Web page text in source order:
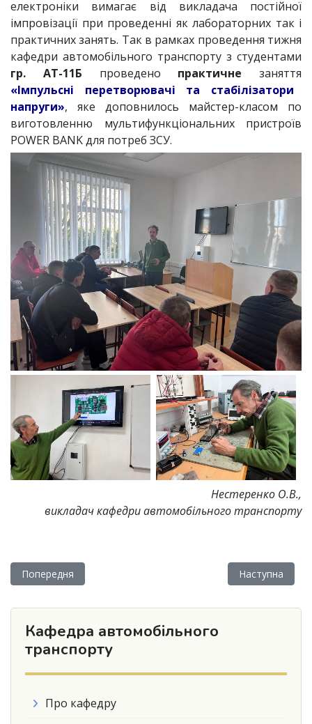
електроніки вимагає від викладача постійної
імпровізації при проведенні як лабораторних так і
практичних занять. Так в рамках проведення тижня
кафедри автомобільного транспорту з студентами
гр. АТ-11Б проведено практичне заняття
«Імпульсні перетворювачі та стабілізатори
напруги», яке доповнилось майстер-класом по
виготовленню мультифункціональних пристроїв
POWER BANK для потреб ЗСУ.
Нестеренко О.В.,
викладач кафедри автомобільного транспорту
Попередня стаття: Дефектування та сортування деталей
Попередня Наступна
Наступна
Кафедра автомобільного
транспорту
Про кафедру